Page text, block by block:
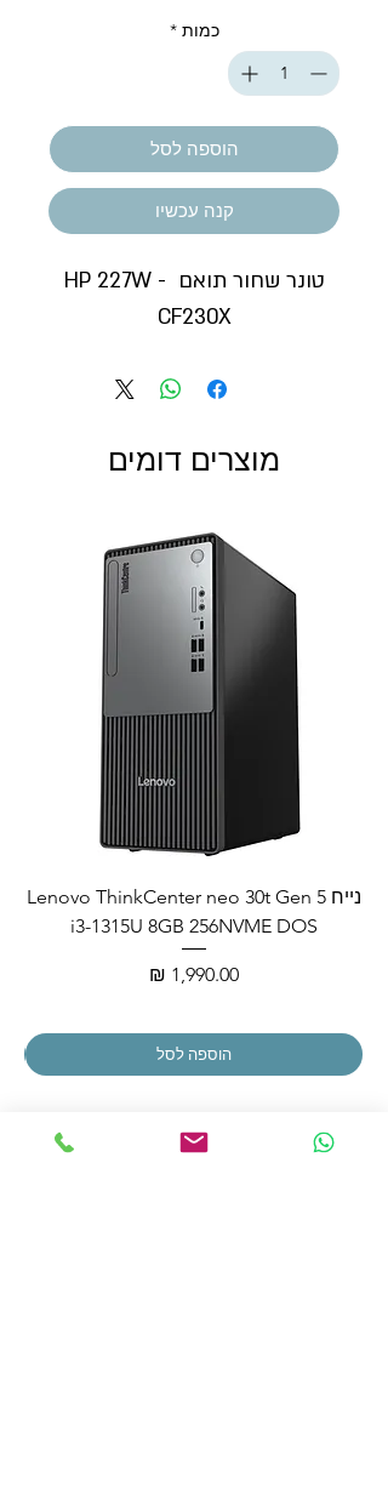
כמות *
הוספה לסל
קנה עכשיו
טונר שחור תואם HP 227W -
CF230X
מוצרים דומים
נייח Lenovo ThinkCenter neo 30t Gen 5
i3-1315U 8GB 256NVME DOS
מחיר
הוספה לסל